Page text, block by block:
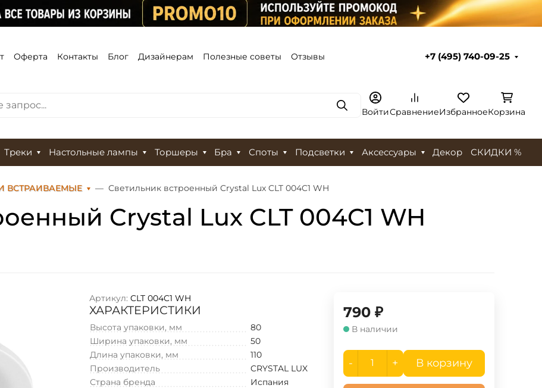
Оферта Контакты Блог Дизайнерам Полезные советы Отзывы +7 (495) 740-09-25
ПоискВойтиСравнениеИзбранноеКорзина
Треки Настольные лампы Торшеры Бра Споты Подсветки Аксессуары Декор СКИДКИ %
ВСТРАИВАЕМЫЕ Светильник встроенный Crystal Lux CLT 004C1 WH
Crystal Lux CLT 004C1 WH
Артикул: CLT 004C1 WH
ХАРАКТЕРИСТИКИ
Высота упаковки, мм
80
Ширина упаковки, мм
50
Длина упаковки, мм
110
Производитель
CRYSTAL LUX
Страна бренда
Испания
790 ₽
В наличии
- + В корзину